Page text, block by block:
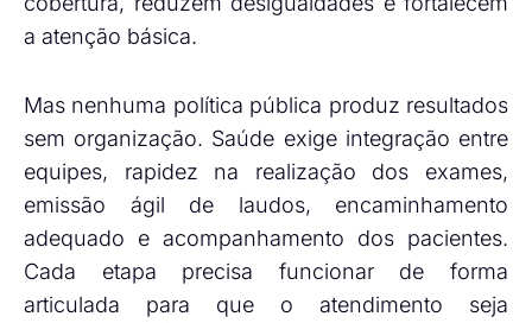
a atenção básica.
Mas nenhuma política pública produz resultados
sem organização. Saúde exige integração entre
equipes, rapidez na realização dos exames,
emissão ágil de laudos, encaminhamento
adequado e acompanhamento dos pacientes.
Cada etapa precisa funcionar de forma
articulada para que o atendimento seja